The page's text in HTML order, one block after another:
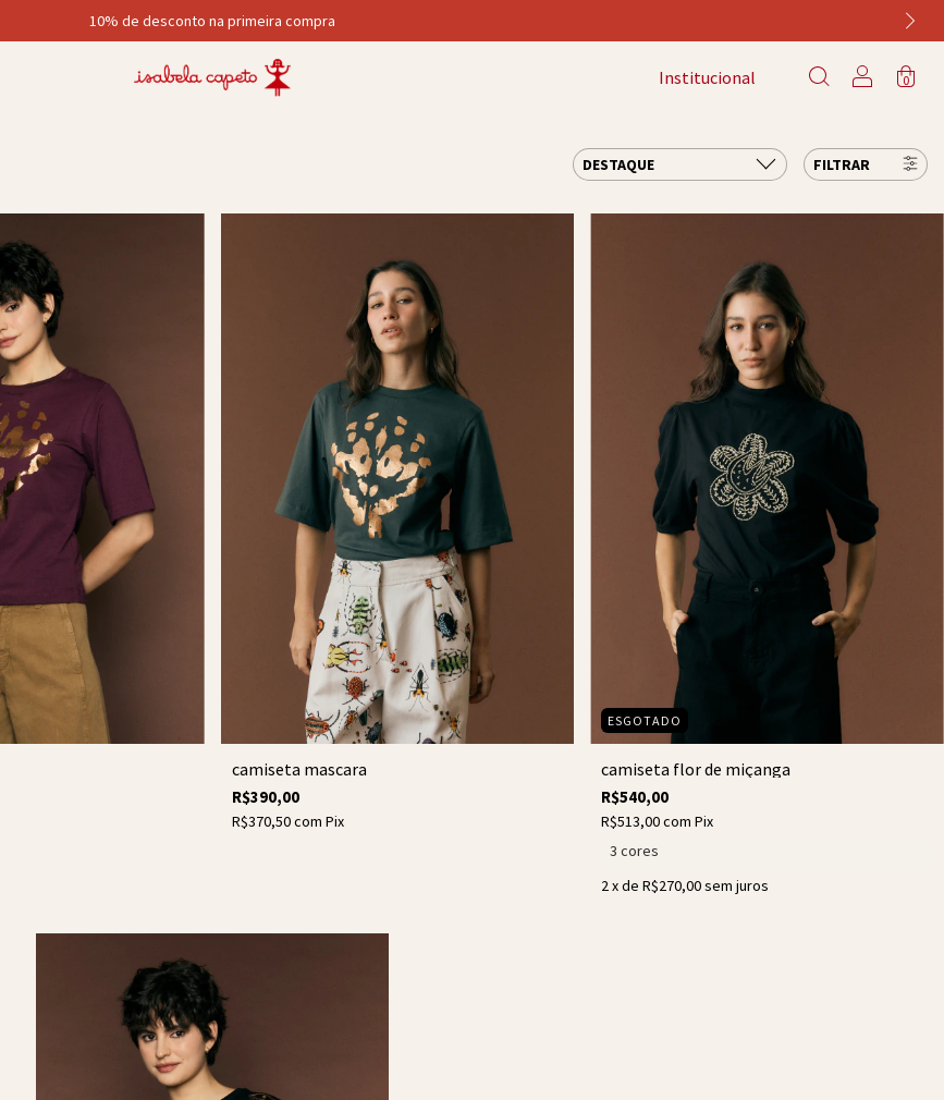
10% de desconto na primeira compra
Institucional 0
FILTRAR
camiseta mascara
R$390,00
R$370,50com Pix
ESGOTADO
camiseta flor de miçanga
R$540,00
R$513,00com Pix
3 cores
2x deR$270,00sem juros